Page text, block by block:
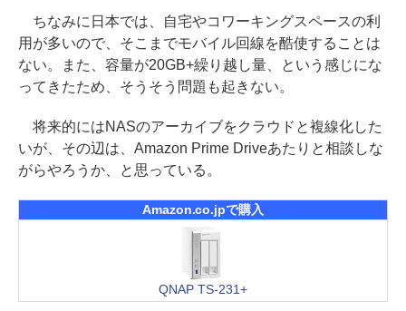
ちなみに日本では、自宅やコワーキングスペースの利
用が多いので、そこまでモバイル回線を酷使することは
ない。また、容量が20GB+繰り越し量、という感じにな
ってきたため、そうそう問題も起きない。
将来的にはNASのアーカイブをクラウドと複線化した
いが、その辺は、Amazon Prime Driveあたりと相談しな
がらやろうか、と思っている。
Amazon.co.jpで購入
QNAP TS-231+